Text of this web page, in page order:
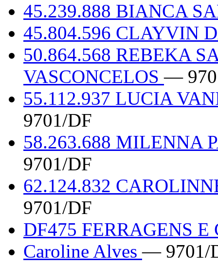
45.239.888 BIANCA
45.804.596 CLAYVIN
50.864.568 REBEKA
VASCONCELOS—
55.112.937 LUCIA
9701/DF
58.263.688 MILENNA
9701/DF
62.124.832
9701/DF
DF475 FERRAGENS
Caroline Alves— 9701/